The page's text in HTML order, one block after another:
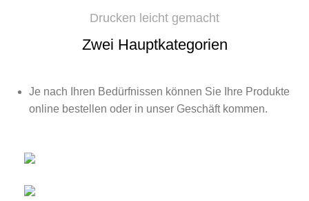
Drucken leicht gemacht
Zwei Hauptkategorien
Je nach Ihren Bedürfnissen können Sie Ihre Produkte
online bestellen oder in unser Geschäft kommen.